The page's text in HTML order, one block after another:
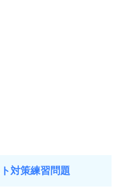
対策練習問題